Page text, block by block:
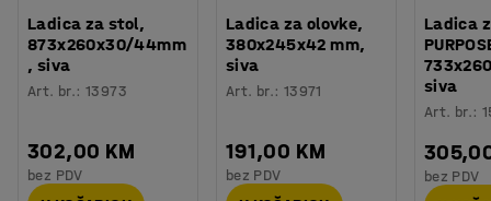
Ladica za stol,
873x260x30/44mm
, siva
Art. br.:13973
302,00 KM
bez PDV
Ladica za olovke,
380x245x42 mm,
siva
Art. br.: 13971
191,00 KM
bez PDV
Ladica
siva
Art. br.:
bez PDV